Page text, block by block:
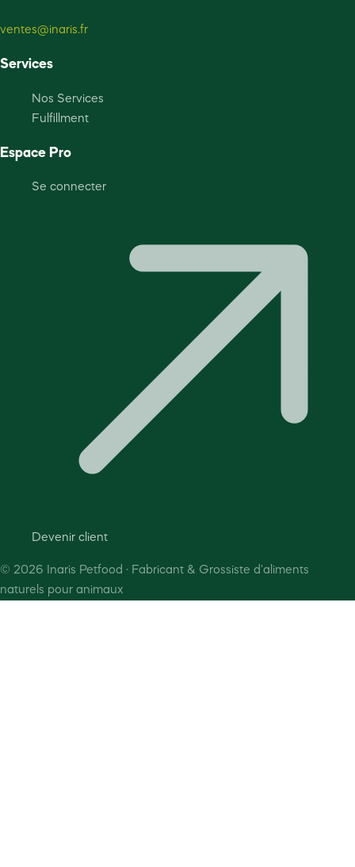
ventes@inaris.fr
Services
Nos Services
Fulfillment
Espace Pro
Se connecter
Devenir client
© 2026 Inaris Petfood · Fabricant & Grossiste d'aliments
naturels pour animaux